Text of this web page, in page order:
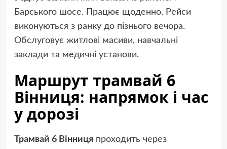
Барського шосе. Працює щоденно. Рейси
виконуються з ранку до пізнього вечора.
Обслуговує житлові масиви, навчальні
заклади та медичні установи.
Маршрут трамвай 6
Вінниця: напрямок і час
у дорозі
Трамвай 6 Вінниця проходить через